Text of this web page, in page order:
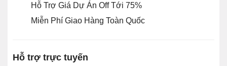
Hỗ Trợ Giá Dự Án Off Tới 75%
Miễn Phí Giao Hàng Toàn Quốc
Hỗ trợ trực tuyến